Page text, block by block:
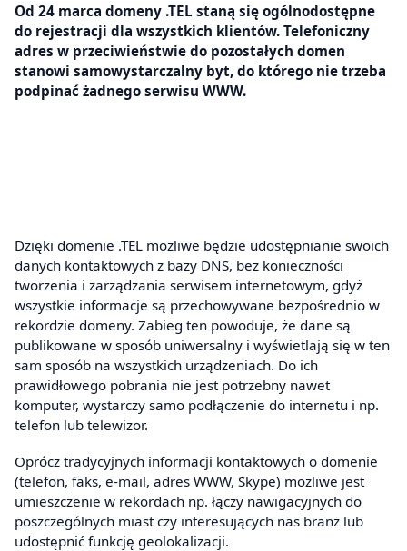
Od 24 marca domeny .TEL staną się ogólnodostępne
do rejestracji dla wszystkich klientów. Telefoniczny
adres w przeciwieństwie do pozostałych domen
stanowi samowystarczalny byt, do którego nie trzeba
podpinać żadnego serwisu WWW.
Dzięki domenie .TEL możliwe będzie udostępnianie swoich
danych kontaktowych z bazy DNS, bez konieczności
tworzenia i zarządzania serwisem internetowym, gdyż
wszystkie informacje są przechowywane bezpośrednio w
rekordzie domeny. Zabieg ten powoduje, że dane są
publikowane w sposób uniwersalny i wyświetlają się w ten
sam sposób na wszystkich urządzeniach. Do ich
prawidłowego pobrania nie jest potrzebny nawet
komputer, wystarczy samo podłączenie do internetu i np.
telefon lub telewizor.
Oprócz tradycyjnych informacji kontaktowych o domenie
(telefon, faks, e-mail, adres WWW, Skype) możliwe jest
umieszczenie w rekordach np. łączy nawigacyjnych do
poszczególnych miast czy interesujących nas branż lub
udostępnić funkcję geolokalizacji.